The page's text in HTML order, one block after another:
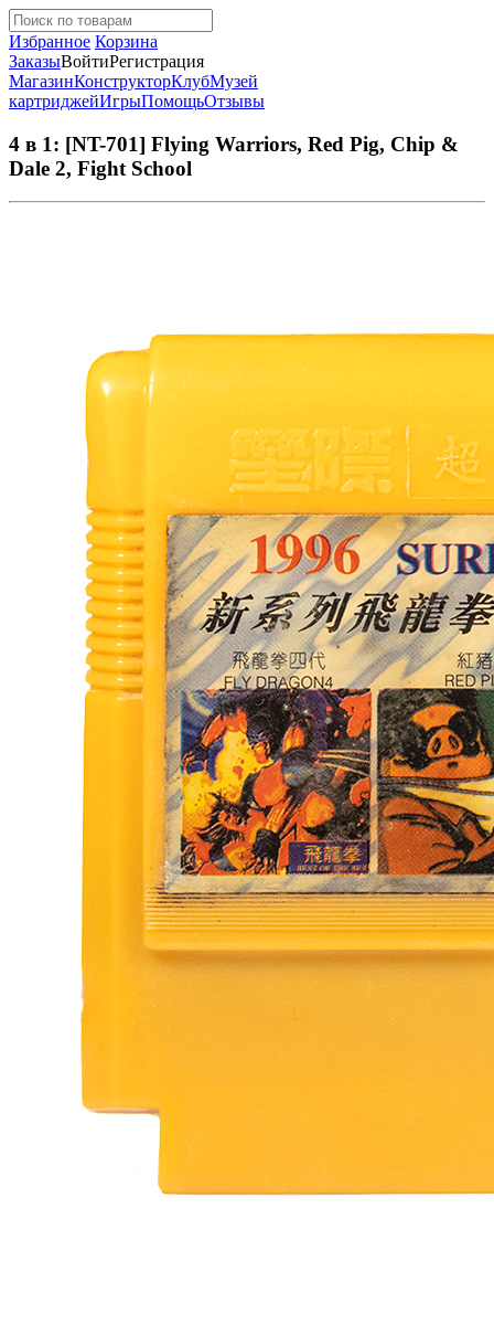
Избранное Корзина
ЗаказыВойтиРегистрация
МагазинКонструкторКлубМузей
картриджейИгрыПомощьОтзывы
4 в 1: [NT-701] Flying Warriors, Red Pig, Chip &
Dale 2, Fight School